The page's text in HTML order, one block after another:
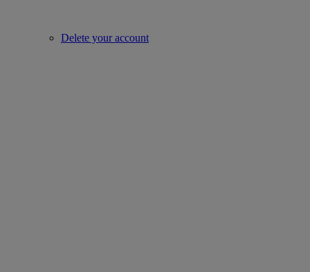
Delete your account